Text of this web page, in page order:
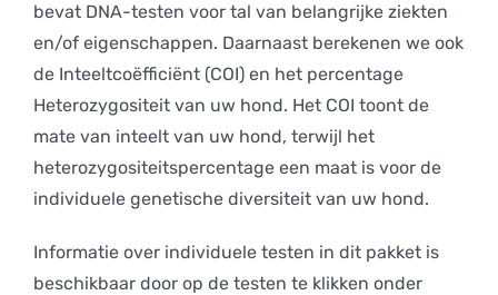
bevat DNA-testen voor tal van belangrijke ziekten
en/of eigenschappen. Daarnaast berekenen we ook
de Inteeltcoëfficiënt (COI) en het percentage
Heterozygositeit van uw hond. Het COI toont de
mate van inteelt van uw hond, terwijl het
heterozygositeitspercentage een maat is voor de
individuele genetische diversiteit van uw hond.
Informatie over individuele testen in dit pakket is
beschikbaar door op de testen te klikken onder